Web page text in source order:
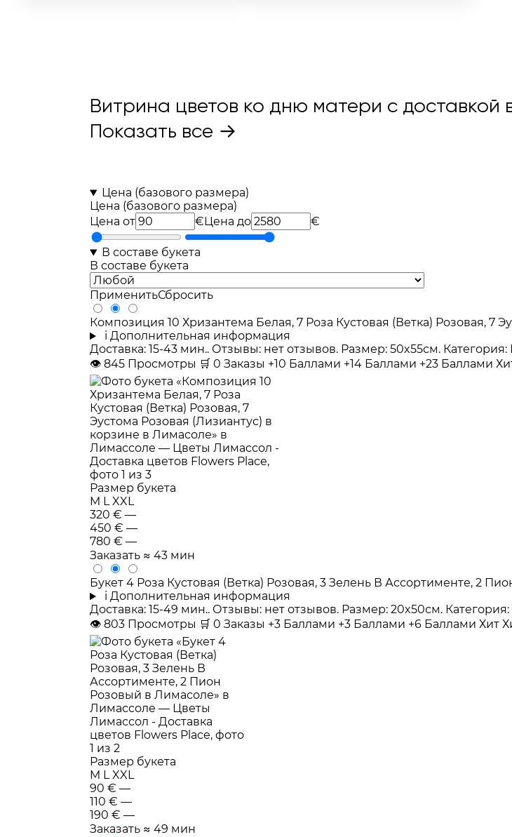
Витрина цветов ко дню матери с доставкой
Показать все →
Цена (базового размера)
Цена (базового размера)
Цена от
€ Цена до €
В составе букета
В составе букета
ПрименитьСбросить
Композиция 10 Хризантема Белая, 7 Роза Кустовая (Ветка) Розовая, 7
i Дополнительная информация
Доставка: 15-43 мин.. Отзывы: нет отзывов. Размер: 50x55см.
👁 845 Просмотры 🛒 0 Заказы +10 Баллами +14 Баллами +23 Баллами
Размер букета
M LXXL
320 € —
450 € —
780 € —
Заказать ≈ 43 мин
Букет 4 Роза Кустовая (Ветка) Розовая, 3 Зелень В Ассортименте, 2
i Дополнительная информация
Доставка: 15-49 мин.. Отзывы: нет отзывов. Размер: 20x50см.
👁 803 Просмотры 🛒 0 Заказы +3 Баллами +3 Баллами +6 Баллами Хит
Размер букета
M LXXL
90 € —
110 € —
190 € —
Заказать ≈ 49 мин